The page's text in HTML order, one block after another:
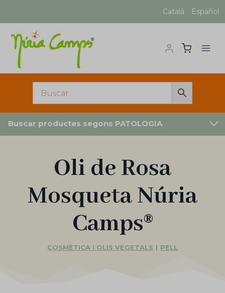
contingut
Català Español
Buscar productes segons PATOLOGIA
Oli de Rosa
Mosqueta Núria
Camps®
COSMÈTICA I OLIS VEGETALS PELL